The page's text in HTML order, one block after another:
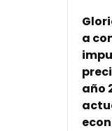
a
año